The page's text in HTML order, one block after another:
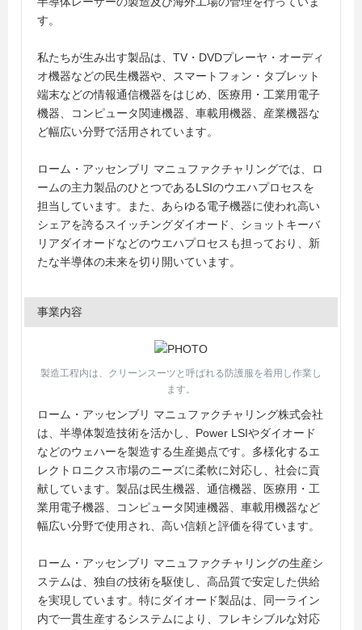
す。
私たちが生み出す製品は、TV・DVDプレーヤ・オーディ
オ機器などの民生機器や、スマートフォン・タブレット
端末などの情報通信機器をはじめ、医療用・工業用電子
機器、コンピュータ関連機器、車載用機器、産業機器な
ど幅広い分野で活用されています。
ローム・アッセンブリ マニュファクチャリングでは、ロ
ームの主力製品のひとつであるLSIのウエハプロセスを
担当しています。また、あらゆる電子機器に使われ高い
シェアを誇るスイッチングダイオード、ショットキーバ
リアダイオードなどのウエハプロセスも担っており、新
たな半導体の未来を切り開いています。
事業内容
製造工程内は、クリーンスーツと呼ばれる防護服を着用し作業し
ます。
ローム・アッセンブリ マニュファクチャリング株式会社
は、半導体製造技術を活かし、Power LSIやダイオード
などのウェハーを製造する生産拠点です。多様化するエ
レクトロニクス市場のニーズに柔軟に対応し、社会に貢
献しています。製品は民生機器、通信機器、医療用・工
業用電子機器、コンピュータ関連機器、車載用機器など
幅広い分野で使用され、高い信頼と評価を得ています。
ローム・アッセンブリ マニュファクチャリングの生産シ
ステムは、独自の技術を駆使し、高品質で安定した供給
を実現しています。特にダイオード製品は、同一ライン
内で一貫生産するシステムにより、フレキシブルな対応